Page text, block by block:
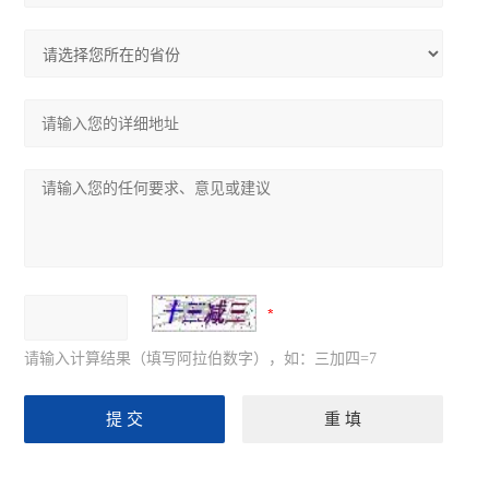
请输入计算结果（填写阿拉伯数字），如：三加四=7